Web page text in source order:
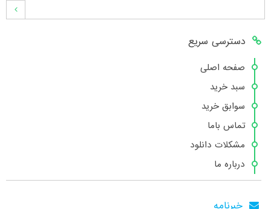
محمدشهنوازیمی گوید :
سلام بنده محمد شهنوازی فقط بوسیله ا [...]
محمدمی گوید :
هانیه عسگری
بسیار عالی [...]
دسترسی سریع
صفحه اصلی
سبد خرید
سوابق خرید
تماس باما
مشکلات دانلود
درباره ما
خبرنامه